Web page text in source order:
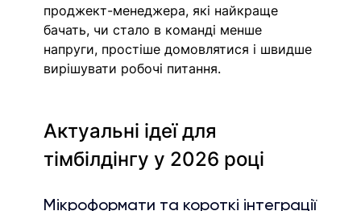
проджект-менеджера, які найкраще
бачать, чи стало в команді менше
напруги, простіше домовлятися і швидше
вирішувати робочі питання.
Актуальні ідеї для
тімбілдінгу у 2026 році
Мікроформати та короткі інтеграції